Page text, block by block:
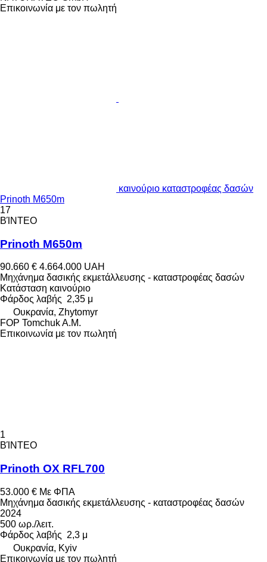
Επικοινωνία με τον πωλητή
καινούριο καταστροφέας δασών
Prinoth M650m
17
ΒΊΝΤΕΟ
Prinoth M650m
90.660 € 4.664.000 UAH
Μηχάνημα δασικής εκμετάλλευσης - καταστροφέας δασών
Κατάσταση καινούριο
Φάρδος λαβής 2,35 μ
Ουκρανία, Zhytomyr
FOP Tomchuk A.M.
Επικοινωνία με τον πωλητή
1
ΒΊΝΤΕΟ
Prinoth OX RFL700
53.000 € Με ΦΠΑ
Μηχάνημα δασικής εκμετάλλευσης - καταστροφέας δασών
2024
500 ωρ./λειτ.
Φάρδος λαβής 2,3 μ
Ουκρανία, Kyiv
Επικοινωνία με τον πωλητή